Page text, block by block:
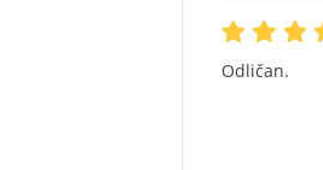
Odličan.